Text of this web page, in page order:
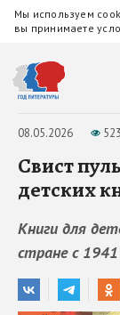
Мы используем
вы принимаете
08.05.2026 523
Свист
детских
Книги для
стране с